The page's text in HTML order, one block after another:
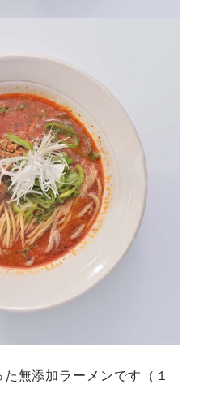
無添加ラーメンです（１